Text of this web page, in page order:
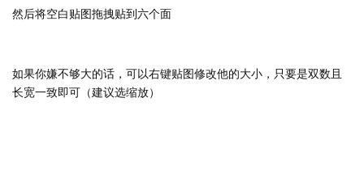
然后将空白贴图拖拽贴到六个面
如果你嫌不够大的话，可以右键贴图修改他的大小，只要是双数且
长宽一致即可（建议选缩放）